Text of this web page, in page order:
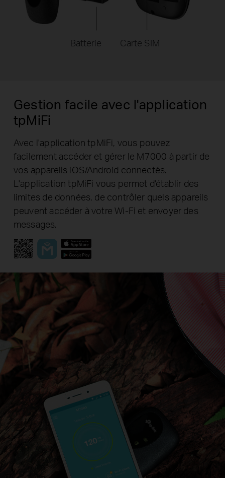
Batterie Carte SIM
Gestion facile avec l'application
tpMiFi
Avec l'application tpMiFi, vous pouvez
facilement accéder et gérer le M7000 à partir de
vos appareils iOS/Android connectés.
L'application tpMiFi vous permet d'établir des
limites de données, de contrôler quels appareils
peuvent accéder à votre Wi-Fi et envoyer des
messages.